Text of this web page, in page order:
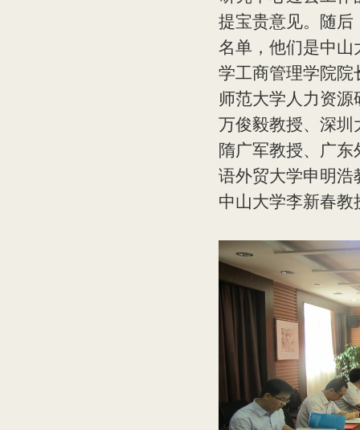
提宝贵意见。随后
名单，他们是中山
学工商管理学院院
师范大学人力资
万俊毅教授、深圳
隋广军教授、广
语外贸大学申明浩
中山大学李新春